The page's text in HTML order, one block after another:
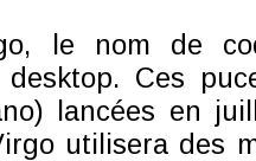
le nom de
desktop. Ces
lancées en
utilisera des